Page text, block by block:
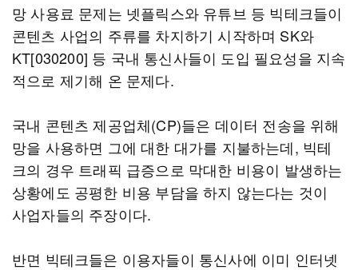
망 사용료 문제는 넷플릭스와 유튜브 등 빅테크들이
콘텐츠 사업의 주류를 차지하기 시작하며 SK와
KT[030200] 등 국내 통신사들이 도입 필요성을 지속
적으로 제기해 온 문제다.
국내 콘텐츠 제공업체(CP)들은 데이터 전송을 위해
망을 사용하면 그에 대한 대가를 지불하는데, 빅테
크의 경우 트래픽 급증으로 막대한 비용이 발생하는
상황에도 공평한 비용 부담을 하지 않는다는 것이
사업자들의 주장이다.
반면 빅테크들은 이용자들이 통신사에 이미 인터넷